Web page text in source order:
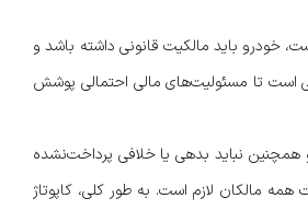
خودرو باید مالکیت قانونی داشته باشد و
است تا مسئولیت‌های مالی احتمالی پوشش
همچنین نباید بدهی یا خلافی پرداخت‌نشده
مالکان لازم است. به طور کلی، کاپوتاژ